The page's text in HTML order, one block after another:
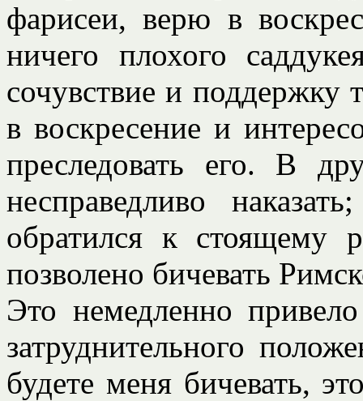
фарисеи, верю в
ничего плохого
сочувствие и поддержку
в воскресение и
преследовать его. В
несправедливо
обратился к стоящему
позволено бичевать
Это немедленно
затруднительного
будете меня бичевать,